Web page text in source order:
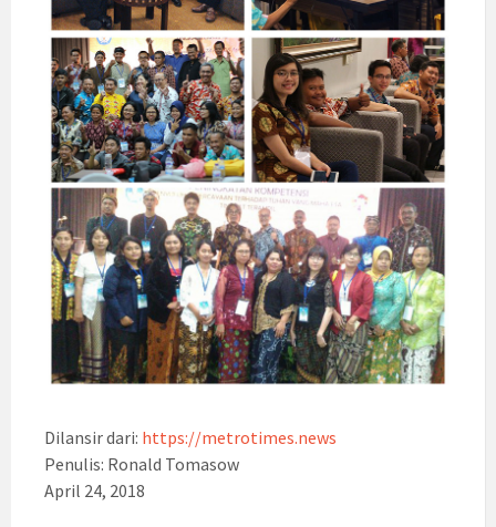
Dilansir dari: https://metrotimes.news
Penulis: Ronald Tomasow
April 24, 2018